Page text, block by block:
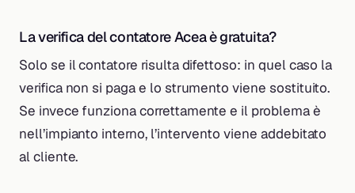
La verifica del contatore Acea è gratuita?
Solo se il contatore risulta difettoso: in quel caso la
verifica non si paga e lo strumento viene sostituito.
Se invece funziona correttamente e il problema è
nell’impianto interno, l’intervento viene addebitato
al cliente.